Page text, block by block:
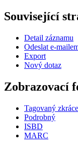
Související
Detail záznamu
Odeslat e-
Export
Nový dotaz
Zobrazovací
Tagovaný
Podrobný
ISBD
MARC